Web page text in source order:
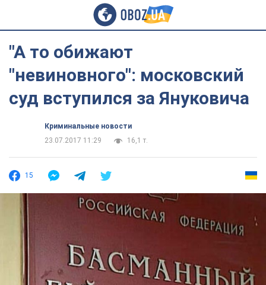
"А то обижают
"невиновного": московский
суд вступился за Януковича
Криминальные новости
23.07.2017 11:29
16,1 т.
15